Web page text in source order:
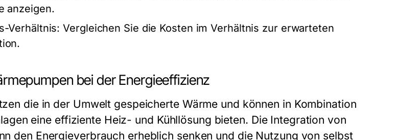
anzeigen.
Verhältnis: Vergleichen Sie die Kosten im Verhältnis zur erwarteten
bei der Energieeffizienz
die in der Umwelt gespeicherte Wärme und können in Kombination
eine effiziente Heiz- und Kühllösung bieten. Die Integration von
den Energieverbrauch erheblich senken und die Nutzung von selbst